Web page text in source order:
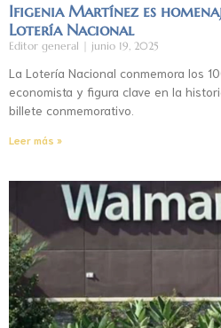
Ifigenia Martínez es
Lotería Nacional
Editor general junio 19, 2025
La Lotería Nacional conmemora los
economista y figura clave en la
billete conmemorativo.
Leer más »